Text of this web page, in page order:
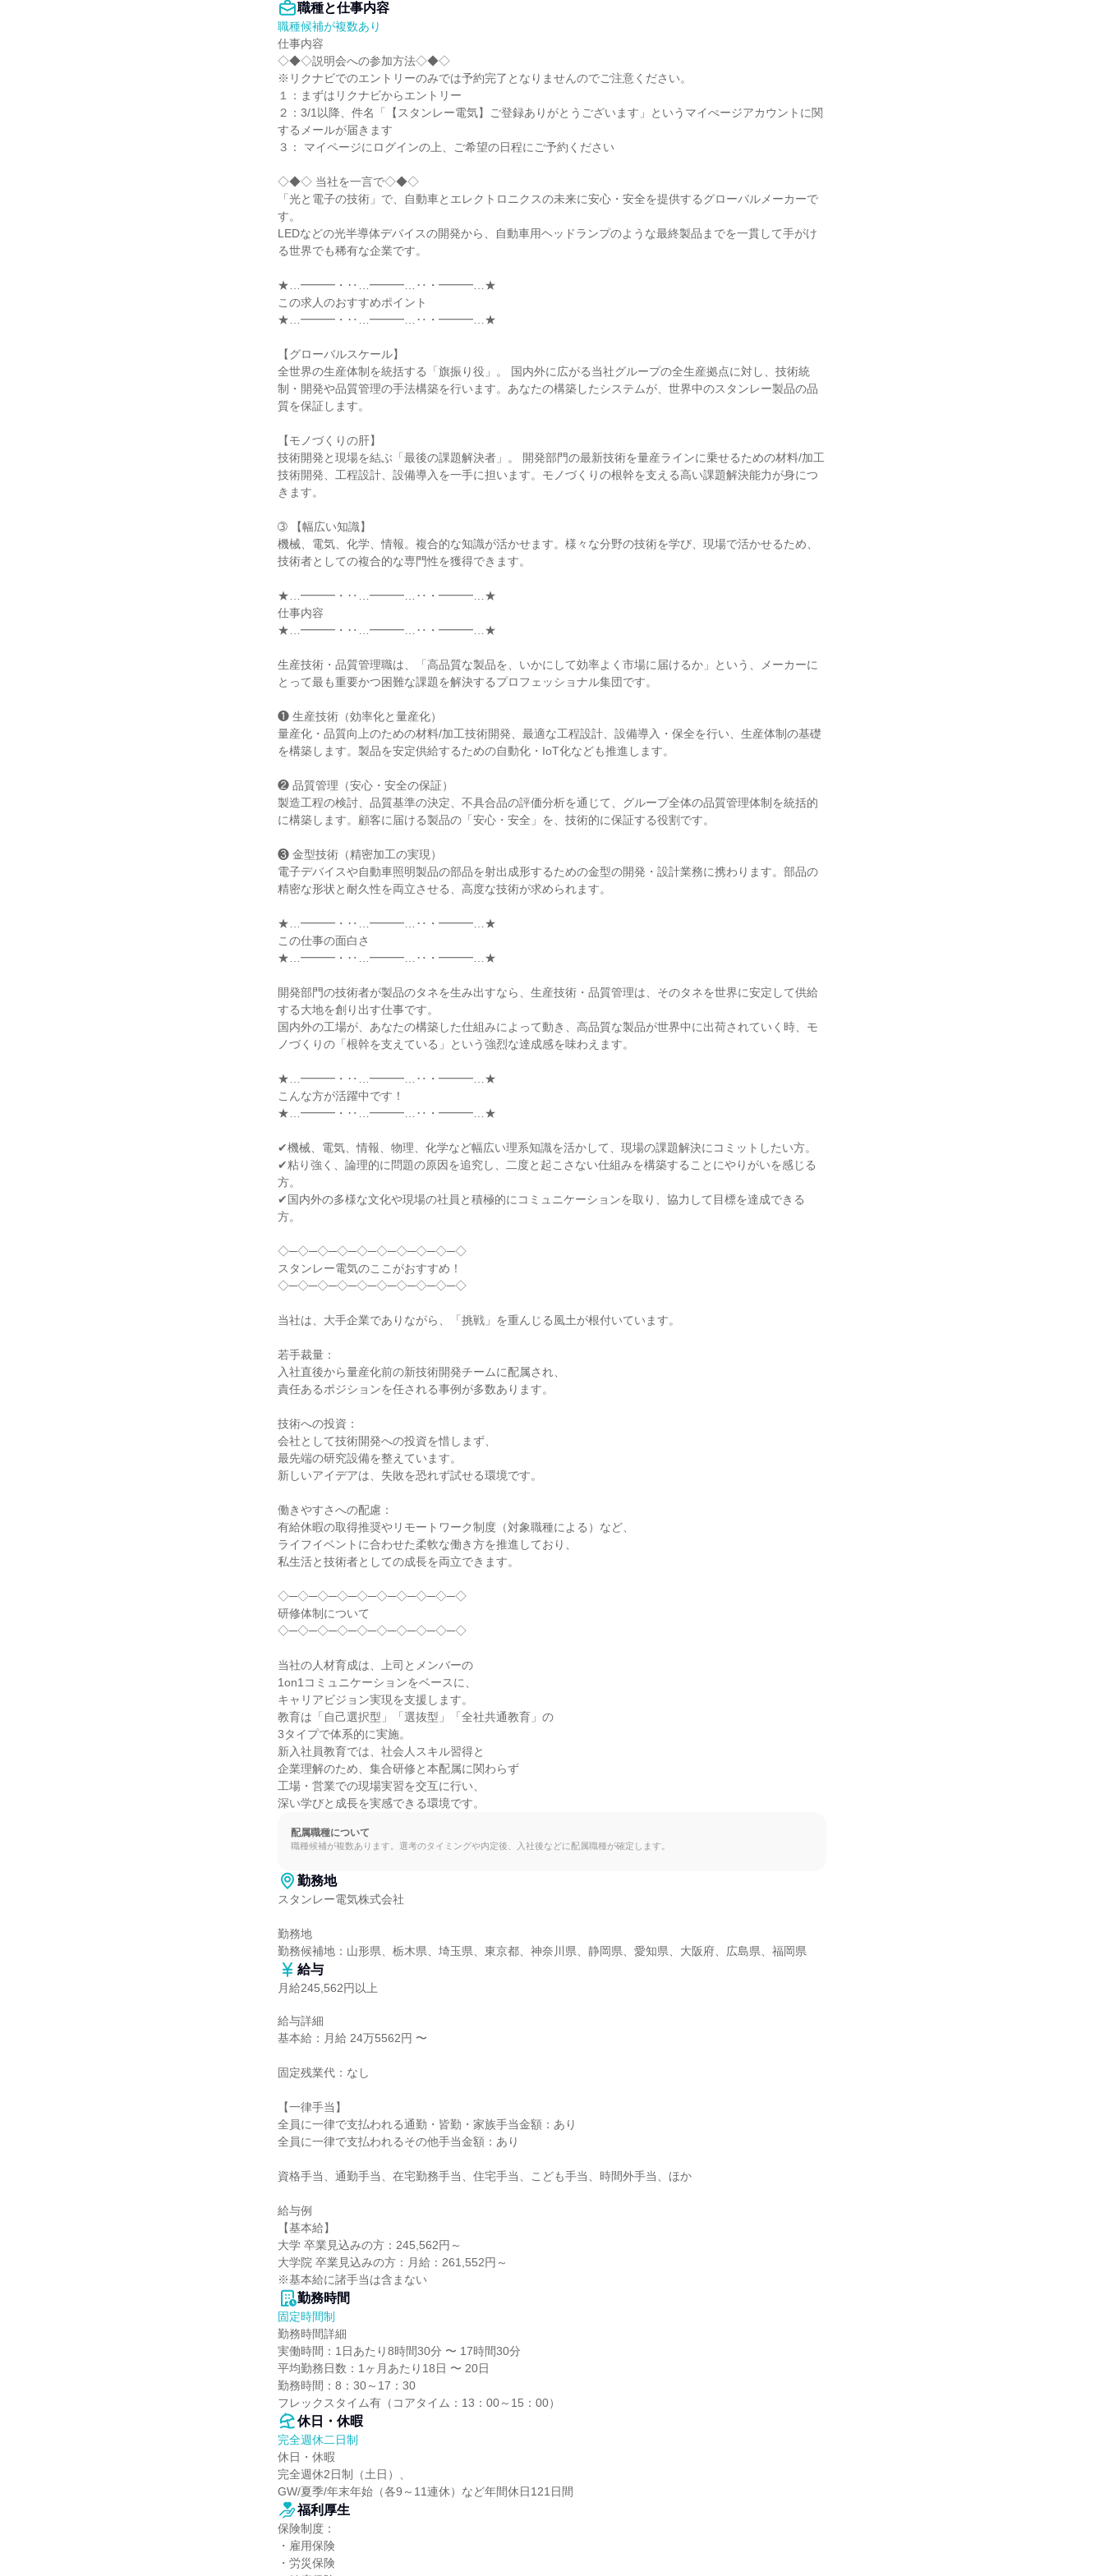
職種と仕事内容
職種候補が複数あり
仕事内容
◇◆◇説明会への参加方法◇◆◇
※リクナビでのエントリーのみでは予約完了となりませんのでご注意ください。
１：まずはリクナビからエントリー
２：3/1以降、件名「【スタンレー電気】ご登録ありがとうございます」というマイぺージアカウントに関
するメールが届きます
３： マイページにログインの上、ご希望の日程にご予約ください
◇◆◇ 当社を一言で◇◆◇
「光と電子の技術」で、自動車とエレクトロニクスの未来に安心・安全を提供するグローバルメーカーで
す。
LEDなどの光半導体デバイスの開発から、自動車用ヘッドランプのような最終製品までを一貫して手がけ
る世界でも稀有な企業です。
★…━━━・‥…━━━…‥・━━━…★
この求人のおすすめポイント
★…━━━・‥…━━━…‥・━━━…★
【グローバルスケール】
全世界の生産体制を統括する「旗振り役」。 国内外に広がる当社グループの全生産拠点に対し、技術統
制・開発や品質管理の手法構築を行います。あなたの構築したシステムが、世界中のスタンレー製品の品
質を保証します。
【モノづくりの肝】
技術開発と現場を結ぶ「最後の課題解決者」。 開発部門の最新技術を量産ラインに乗せるための材料/加工
技術開発、工程設計、設備導入を一手に担います。モノづくりの根幹を支える高い課題解決能力が身につ
きます。
➂ 【幅広い知識】
機械、電気、化学、情報。複合的な知識が活かせます。様々な分野の技術を学び、現場で活かせるため、
技術者としての複合的な専門性を獲得できます。
★…━━━・‥…━━━…‥・━━━…★
仕事内容
★…━━━・‥…━━━…‥・━━━…★
生産技術・品質管理職は、「高品質な製品を、いかにして効率よく市場に届けるか」という、メーカーに
とって最も重要かつ困難な課題を解決するプロフェッショナル集団です。
❶ 生産技術（効率化と量産化）
量産化・品質向上のための材料/加工技術開発、最適な工程設計、設備導入・保全を行い、生産体制の基礎
を構築します。製品を安定供給するための自動化・IoT化なども推進します。
❷ 品質管理（安心・安全の保証）
製造工程の検討、品質基準の決定、不具合品の評価分析を通じて、グループ全体の品質管理体制を統括的
に構築します。顧客に届ける製品の「安心・安全」を、技術的に保証する役割です。
❸ 金型技術（精密加工の実現）
電子デバイスや自動車照明製品の部品を射出成形するための金型の開発・設計業務に携わります。部品の
精密な形状と耐久性を両立させる、高度な技術が求められます。
★…━━━・‥…━━━…‥・━━━…★
この仕事の面白さ
★…━━━・‥…━━━…‥・━━━…★
開発部門の技術者が製品のタネを生み出すなら、生産技術・品質管理は、そのタネを世界に安定して供給
する大地を創り出す仕事です。
国内外の工場が、あなたの構築した仕組みによって動き、高品質な製品が世界中に出荷されていく時、モ
ノづくりの「根幹を支えている」という強烈な達成感を味わえます。
★…━━━・‥…━━━…‥・━━━…★
こんな方が活躍中です！
★…━━━・‥…━━━…‥・━━━…★
✔機械、電気、情報、物理、化学など幅広い理系知識を活かして、現場の課題解決にコミットしたい方。
✔粘り強く、論理的に問題の原因を追究し、二度と起こさない仕組みを構築することにやりがいを感じる
方。
✔国内外の多様な文化や現場の社員と積極的にコミュニケーションを取り、協力して目標を達成できる
方。
◇─◇─◇─◇─◇─◇─◇─◇─◇─◇
スタンレー電気のここがおすすめ！
◇─◇─◇─◇─◇─◇─◇─◇─◇─◇
当社は、大手企業でありながら、「挑戦」を重んじる風土が根付いています。
若手裁量：
入社直後から量産化前の新技術開発チームに配属され、
責任あるポジションを任される事例が多数あります。
技術への投資：
会社として技術開発への投資を惜しまず、
最先端の研究設備を整えています。
新しいアイデアは、失敗を恐れず試せる環境です。
働きやすさへの配慮：
有給休暇の取得推奨やリモートワーク制度（対象職種による）など、
ライフイベントに合わせた柔軟な働き方を推進しており、
私生活と技術者としての成長を両立できます。
◇─◇─◇─◇─◇─◇─◇─◇─◇─◇
研修体制について
◇─◇─◇─◇─◇─◇─◇─◇─◇─◇
当社の人材育成は、上司とメンバーの
1on1コミュニケーションをベースに、
キャリアビジョン実現を支援します。
教育は「自己選択型」「選抜型」「全社共通教育」の
3タイプで体系的に実施。
新入社員教育では、社会人スキル習得と
企業理解のため、集合研修と本配属に関わらず
工場・営業での現場実習を交互に行い、
深い学びと成長を実感できる環境です。
配属職種について
職種候補が複数あります。選考のタイミングや内定後、入社後などに配属職種が確定します。
勤務地
スタンレー電気株式会社
勤務地
勤務候補地：山形県、栃木県、埼玉県、東京都、神奈川県、静岡県、愛知県、大阪府、広島県、福岡県
給与
月給245,562円以上
給与詳細
基本給：月給 24万5562円 〜
固定残業代：なし
【一律手当】
全員に一律で支払われる通勤・皆勤・家族手当金額：あり
全員に一律で支払われるその他手当金額：あり
資格手当、通勤手当、在宅勤務手当、住宅手当、こども手当、時間外手当、ほか
給与例
【基本給】
大学 卒業見込みの方：245,562円～
大学院 卒業見込みの方：月給：261,552円～
※基本給に諸手当は含まない
勤務時間
固定時間制
勤務時間詳細
実働時間：1日あたり8時間30分 〜 17時間30分
平均勤務日数：1ヶ月あたり18日 〜 20日
勤務時間：8：30～17：30
フレックスタイム有（コアタイム：13：00～15：00）
休日・休暇
完全週休二日制
休日・休暇
完全週休2日制（土日）、
GW/夏季/年末年始（各9～11連休）など年間休日121日間
福利厚生
保険制度：
・雇用保険
・労災保険